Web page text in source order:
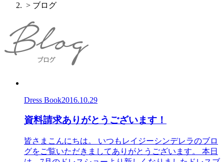
> ブログ
Dress Book2016.10.29
資料請求ありがとうございます！
皆さまこんにちは。 いつもレイジーシンデレラのブロ
グをご覧いただきましてありがとうございます。 本日